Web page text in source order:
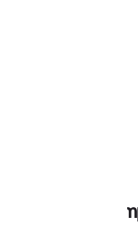
app/views/